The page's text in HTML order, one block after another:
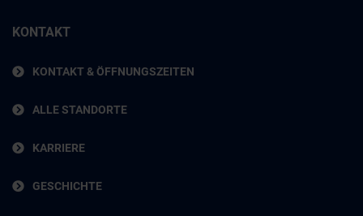
KONTAKT
KONTAKT & ÖFFNUNGSZEITEN
ALLE STANDORTE
KARRIERE
GESCHICHTE